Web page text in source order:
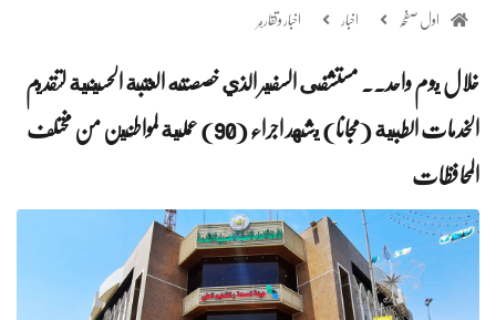
اول صفحہ اخبار اخبار وتقارير
خلال يوم واحد.. مستشفى السفير الذي خصصته العتبة الحسينية لتقديم
الخدمات الطبية (مجانا) يشهد اجراء (90) عملية لمواطنين من مختلف
المحافظات